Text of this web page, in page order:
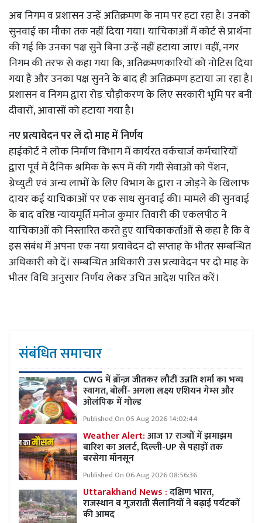
अब निगम व प्रशासन उन्हें अतिक्रमण के नाम पर हटा रहा है। उनको
सुनवाई का मौका तक नहीं दिया गया। याचिकाओं में कोर्ट से प्रार्थना
की गई कि उनका पक्ष सुने बिना उन्हें नहीं हटाया जाए। वहीं, नगर
निगम की तरफ से कहा गया कि, अतिक्रमणकारियों को नोटिस दिया
गया है और उनका पक्ष सुनने के बाद ही अतिक्रमण हटाया जा रहा है।
प्रशासन व निगम द्वारा रोड चौड़ीकरण के लिए सरकारी भूमि पर बनी
दीवारों, आवासों को हटाया गया है।
नए प्रत्यावेदन पर लें दो माह में निर्णय
हाईकोर्ट ने लोक निर्माण विभाग में कार्यरत वर्कचार्ज कर्मचारियों
द्वारा पूर्व में दैनिक श्रमिक के रूप में की गयी सेवाओ को पेंशन,
ग्रेच्युटी एवं अन्य लाभों के लिए विभाग के द्वारा न जोड़ने के खिलाफ
दायर कई याचिकाओं पर एक साथ सुनवाई की। मामले की सुनवाई
के बाद वरिष्ठ न्यायमूर्ति मनोज कुमार तिवारी की एकलपीठ ने
याचिकाओं को निस्तारित करते हुए याचिकाकर्ताओं से कहा है कि वे
इस संबंध में अपना एक नया प्रयावेदन दो सप्ताह के भीतर सम्बन्धित
अधिकारी को दें। सम्बन्धित अधिकारी उस प्रत्यावेदन पर दो माह के
भीतर विधि अनुसार निर्णय लेकर उचित आदेश पारित करें।
संबंधित समाचार
CWG में ब्रॉन्ज़ जीतकर लौटीं उन्नति शर्मा का भव्य
स्वागत, बोलीं- अगला लक्ष्य एशियन गेम्स और
ओलंपिक में गोल्ड
Published On 05 Aug 2026 14:02:44
Weather Alert:आज 17 राज्यों में झमाझम
बारिश का अलर्ट, दिल्ली-UP से पहाड़ों तक
बरसेगा मॉनसून
Published On 06 Aug 2026 08:56:36
Uttarakhand News :दक्षिण भारत,
राजस्थान व गुजराती सैलानियों ने बढ़ाई पर्यटकों
की आमद